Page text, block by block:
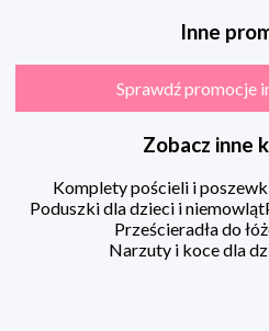
Inne
Sprawdź promocje
Zobacz inne
Komplety pościeli i
Poduszki dla dzieci i niemowląt
Prześcieradła do
Narzuty i koce dla